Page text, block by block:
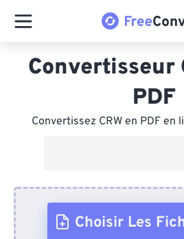
Convertisseur
PDF
Convertissez CRW en PDF en
Choisir Les